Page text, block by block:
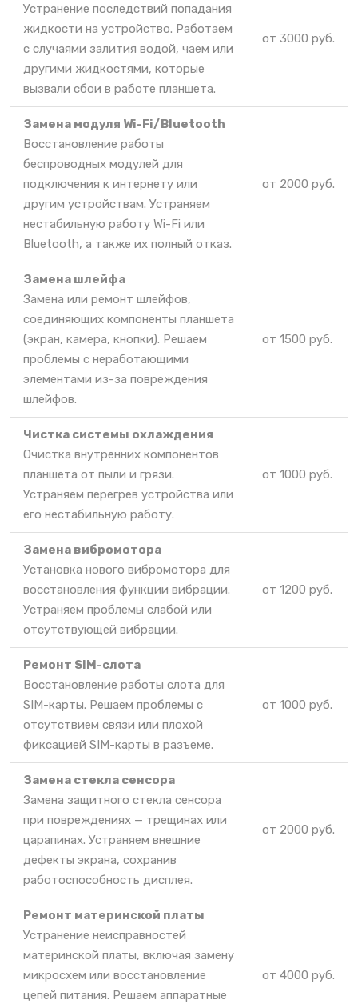
Устранение последствий попадания
жидкости на устройство. Работаем
с случаями залития водой, чаем или
другими жидкостями, которые
вызвали сбои в работе планшета.
от 3000 руб.
Замена модуля Wi-Fi/Bluetooth
Восстановление работы
беспроводных модулей для
подключения к интернету или
другим устройствам. Устраняем
нестабильную работу Wi-Fi или
Bluetooth, а также их полный отказ.
от 2000 руб.
Замена шлейфа
Замена или ремонт шлейфов,
соединяющих компоненты планшета
(экран, камера, кнопки). Решаем
проблемы с неработающими
элементами из-за повреждения
шлейфов.
от 1500 руб.
Чистка системы охлаждения
Очистка внутренних компонентов
планшета от пыли и грязи.
Устраняем перегрев устройства или
его нестабильную работу.
от 1000 руб.
Замена вибромотора
Установка нового вибромотора для
восстановления функции вибрации.
Устраняем проблемы слабой или
отсутствующей вибрации.
от 1200 руб.
Ремонт SIM-слота
Восстановление работы слота для
SIM-карты. Решаем проблемы с
отсутствием связи или плохой
фиксацией SIM-карты в разъеме.
от 1000 руб.
Замена стекла сенсора
Замена защитного стекла сенсора
при повреждениях — трещинах или
царапинах. Устраняем внешние
дефекты экрана, сохранив
работоспособность дисплея.
от 2000 руб.
Ремонт материнской платы
Устранение неисправностей
материнской платы, включая замену
микросхем или восстановление
цепей питания. Решаем аппаратные
от 4000 руб.